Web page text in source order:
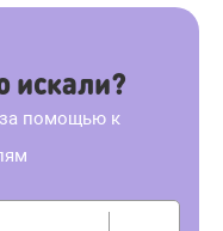
искали?
за помощью к